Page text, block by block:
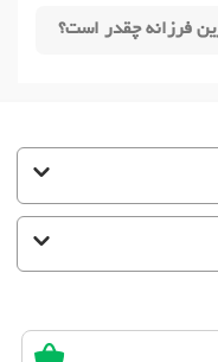
فرزانه چقدر است؟